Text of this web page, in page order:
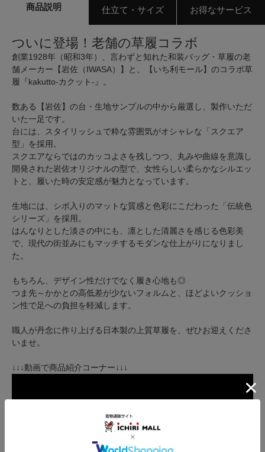
商品説明 仕立て・サイズ お得なサービス
ついに登場！老舗の草履コラボ
創業1928年（昭和3年）、言わずと知れた和装バッグ・草履の老
舗メーカー【岩佐（IWASA）】と、【いち利モール】のコラボ草
履『kakutto-カクット-』。
数ある【岩佐】の台・生地サンプルの中から厳選し、製作いただ
いた一足です。
台には、スタイリッシュで粋な雰囲気がオシャレな「スクエア
型」を採用。
スクエアならではのカッコよさを残しつつ、丸みや曲線を意識し
開発された岩佐オリジナルの型で、女性らしい柔らかなシルエッ
トと、履いた時の安定感が魅力となっています。
生地には、シボ入りのマットな質感と色彩にこだわった「伝統色
シリーズ」を採用。
はんなりとした淡さの中にも、凛とした清麗さを感じる色彩美
で、現代の街並みにもマッチするモダンな仕上がりになりまし
た。
もちろん、デザイン性だけでなく履き心地も◎
つま先～かかとの高低差が少ないフォルムと、ほどよいクッショ
ン性で足への負担を軽減します。
職人が丹念に作り上げる日本製の上質草履を、ぜひお迎えくださ
いませ。
↓↓↓動画で商品紹介コーナー↓↓↓